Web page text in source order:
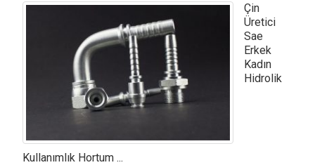
Çin
Üretici
Sae
Erkek
Kadın
Hidrolik
Kullanımlık Hortum ...